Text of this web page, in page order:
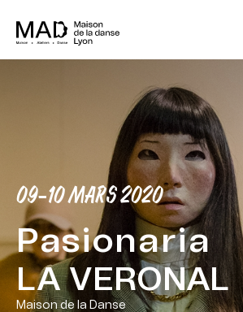
09-10 MARS 2020
Pasionaria
LA VERONAL
Maison de la Danse